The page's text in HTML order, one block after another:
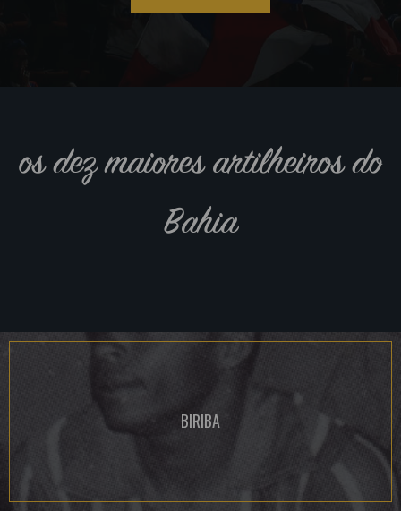
os dez maiores artilheiros do
Bahia
BIRIBA